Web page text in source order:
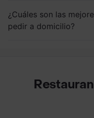
¿Cuáles son las
pedir a domicilio?